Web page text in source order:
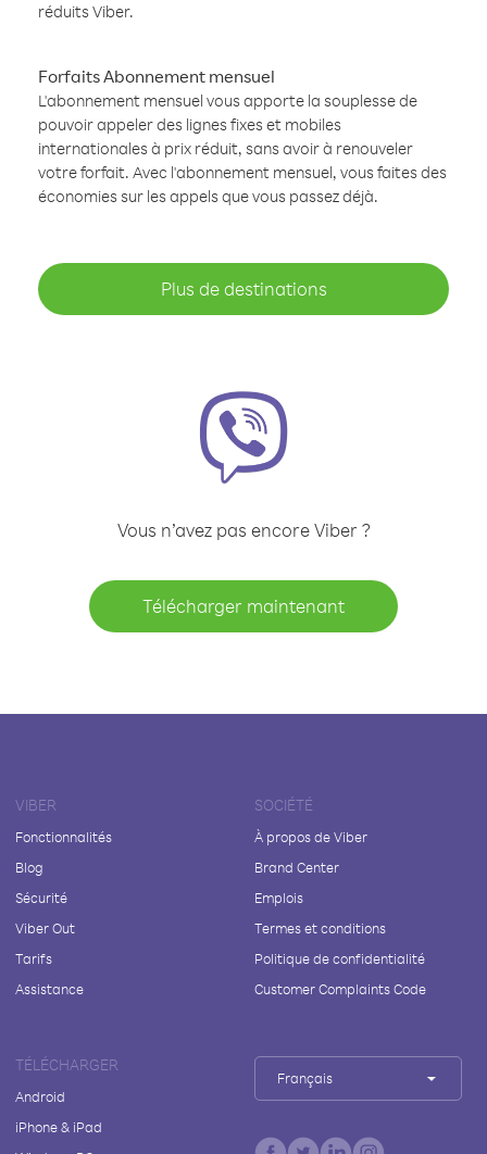
réduits Viber.
Forfaits Abonnement mensuel
L'abonnement mensuel vous apporte la souplesse de
pouvoir appeler des lignes fixes et mobiles
internationales à prix réduit, sans avoir à renouveler
votre forfait. Avec l'abonnement mensuel, vous faites des
économies sur les appels que vous passez déjà.
Plus de destinations
Vous n’avez pas encore Viber ?
Télécharger maintenant
VIBER
Fonctionnalités
Blog
Sécurité
Viber Out
Tarifs
Assistance
SOCIÉTÉ
À propos de Viber
Brand Center
Emplois
Termes et conditions
Politique de confidentialité
Customer Complaints Code
TÉLÉCHARGER
Android
iPhone & iPad
Français